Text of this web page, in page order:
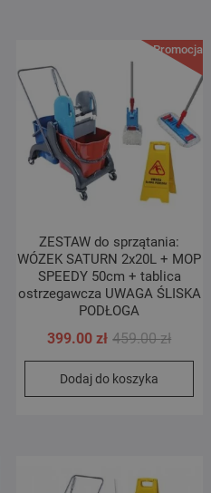
Promocja!
ZESTAW do sprzątania:
WÓZEK SATURN 2x20L + MOP
SPEEDY 50cm + tablica
ostrzegawcza UWAGA ŚLISKA
PODŁOGA
459.00zł
cena
459.00
399.00zł
cena
399.00
Dodaj do koszyka